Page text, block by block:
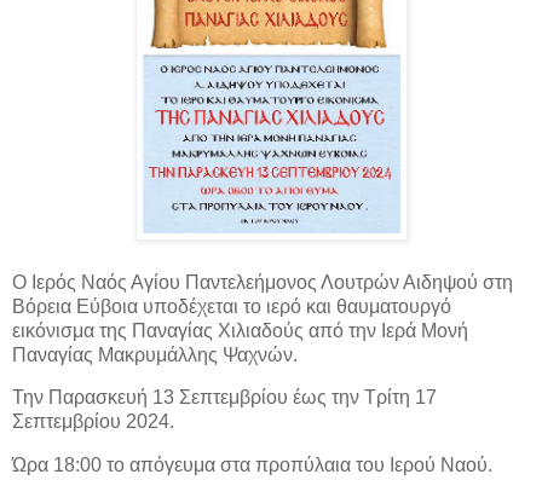
Ο Ιερός Ναός Αγίου Παντελεήμονος Λουτρών Αιδηψού στη
Βόρεια Εύβοια υποδέχεται το ιερό και θαυματουργό
εικόνισμα της Παναγίας Χιλιαδούς από την Ιερά Μονή
Παναγίας Μακρυμάλλης Ψαχνών.
Την Παρασκευή 13 Σεπτεμβρίου έως την Τρίτη 17
Σεπτεμβρίου 2024.
Ώρα 18:00 το απόγευμα στα προπύλαια του Ιερού Ναού.